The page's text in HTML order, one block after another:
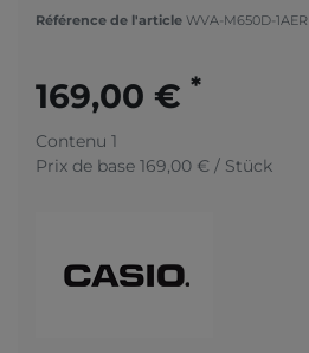
Référence de l'article WVA-M650D-1AER
169,00 € *
Contenu 1
Prix de base 169,00 € / Stück